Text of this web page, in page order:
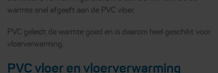
warmte snel afgeeft aan de PVC vloer.
PVC geleidt de warmte goed en is daarom heel geschikt voor
vloerverwarming.
PVC vloer en vloerverwarming